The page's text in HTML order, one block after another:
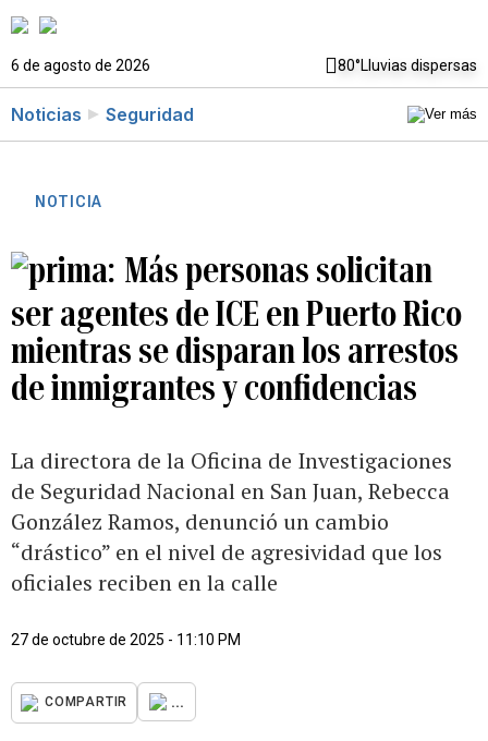
6 de agosto de 2026 80°Lluvias dispersas
Noticias Seguridad
NOTICIA
Más personas solicitan
ser agentes de ICE en Puerto Rico
mientras se disparan los arrestos
de inmigrantes y confidencias
La directora de la Oficina de Investigaciones
de Seguridad Nacional en San Juan, Rebecca
González Ramos, denunció un cambio
“drástico” en el nivel de agresividad que los
oficiales reciben en la calle
27 de octubre de 2025 - 11:10 PM
COMPARTIR ...